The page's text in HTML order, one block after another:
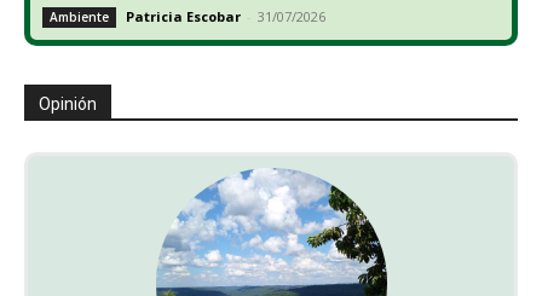
Ambiente Patricia Escobar - 31/07/2026
Opinión